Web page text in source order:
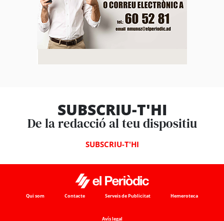
SUBSCRIU-T'HI
De la redacció al teu dispositiu
SUBSCRIU-T'HI
Qui som Contacte Serveis de Publicitat Hemeroteca
Avís legal